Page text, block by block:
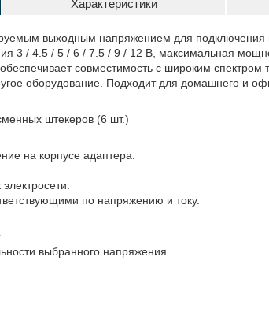
Характеристики
выходным напряжением для подключения
3 / 4.5 / 5 / 6 / 7.5 / 9 / 12 В, максимальная
совместимость с широким спектром
оборудование. Подходит для домашнего и
штекеров (6 шт.)
на корпусе адаптера.
по напряжению и току.
выбранного напряжения.